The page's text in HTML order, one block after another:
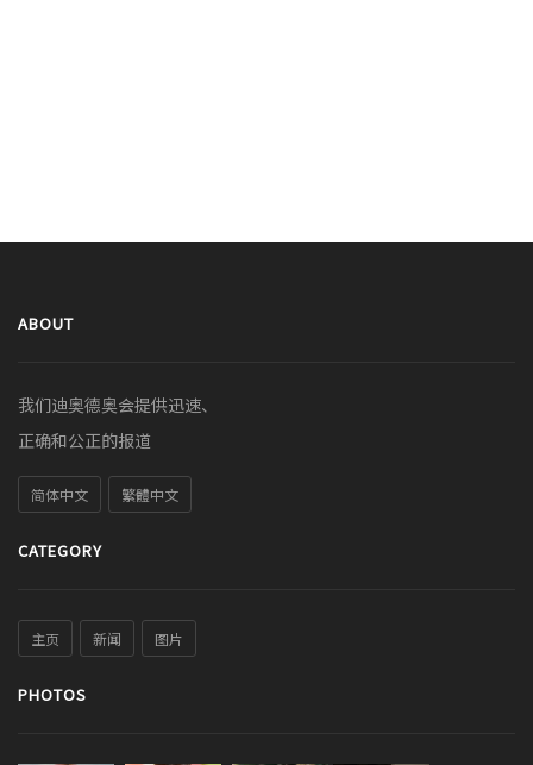
ABOUT
我们迪奥德奥会提供迅速、
正确和公正的报道
简体中文 繁體中文
CATEGORY
主页 新闻 图片
PHOTOS